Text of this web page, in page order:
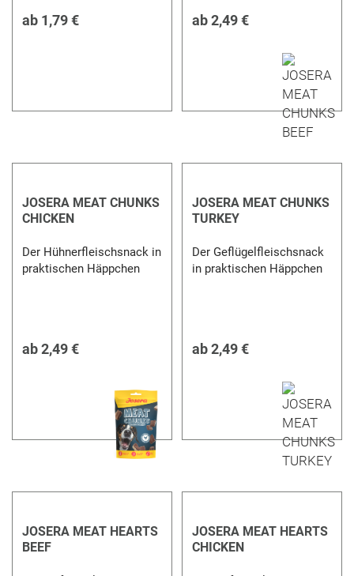
ab 1,79 € ab2,49 €
JOSERA MEAT CHUNKS
CHICKEN
Der Hühnerfleischsnack in
praktischen Häppchen
ab2,49 €
JOSERA MEAT CHUNKS
TURKEY
Der Geflügelfleischsnack
in praktischen Häppchen
ab2,49 €
JOSERA MEAT HEARTS
BEEF
JOSERA MEAT HEARTS
CHICKEN